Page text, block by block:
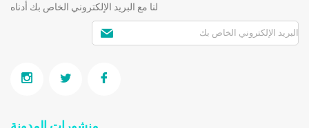
لنا مع البريد الإلكتروني الخاص بك أدناه